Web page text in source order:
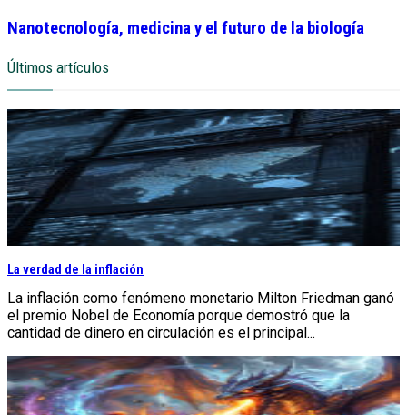
Nanotecnología, medicina y el futuro de la biología
Últimos artículos
La verdad de la inflación
La inflación como fenómeno monetario Milton Friedman ganó
el premio Nobel de Economía porque demostró que la
cantidad de dinero en circulación es el principal...